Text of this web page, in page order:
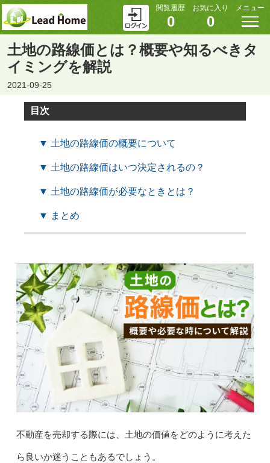
閲覧履歴
0
お気に入り
0
メニュー
土地の路線価とは？概要や知るべきタ
イミングを解説
2021-09-25
目次
▼ 土地の路線価の概要について
▼ 土地の路線価はいつ決定されるの？
▼ 土地の路線価が必要なときとは？
▼ まとめ
不動産を売却する際には、土地の価値をどのように考えた
ら良いか迷うこともあるでしょう。